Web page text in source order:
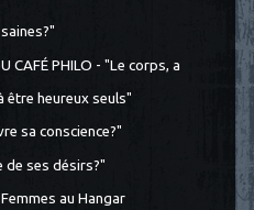
CAFÉ PHILO - "Le corps, a
être heureux seuls"
sa conscience?"
de ses désirs?"
au Hangar